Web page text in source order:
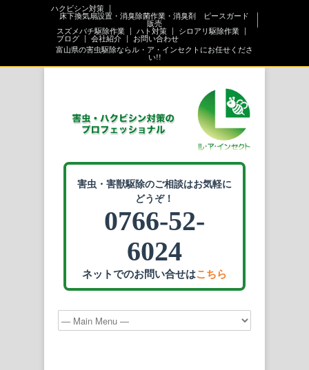
ハクビシン対策
床下換気扇設置・消臭除菌作業・消臭剤 ピースガード
販売
スズメバチ駆除作業
ハト対策
シロアリ駆除作業
ブログ
会社紹介
お問い合わせ
富山県の害虫駆除ならル・ア・インセクトにお任せくださ
い!!
害虫・害獣駆除のご相談はお気軽に
どうぞ！
0766-52-
6024
ネットでのお問い合せはこちら